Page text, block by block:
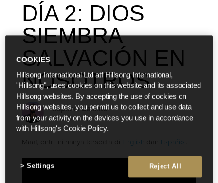
DÍA 2: DIOS
SIEMBRA
SALVACIÓN EN
NOSOTROS
Raphael Galante
Nov 8 2022
Maaf, entri ini hanya tersedia di English dan Español.
COOKIES
Hillsong International Ltd atf Hillsong International,
"Hillsong", uses cookies on this website and its associated
Hillsong websites. By accepting the use of cookies on
Hillsong websites, you permit us to collect and use data
from your activity on the devices you use in accordance
with Hillsong's Cookie Policy.
Reject All
Settings